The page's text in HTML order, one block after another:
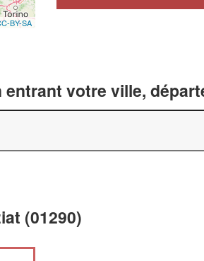
BY-SA
entrant votre ville,
(01290)